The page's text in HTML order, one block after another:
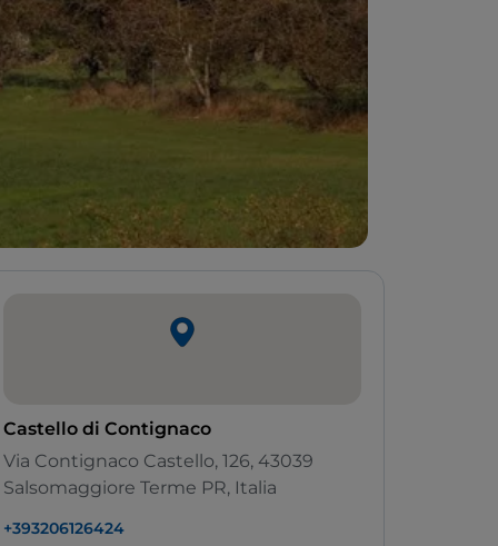
Castello di Contignaco
Via Contignaco Castello, 126, 43039
Salsomaggiore Terme PR, Italia
+393206126424